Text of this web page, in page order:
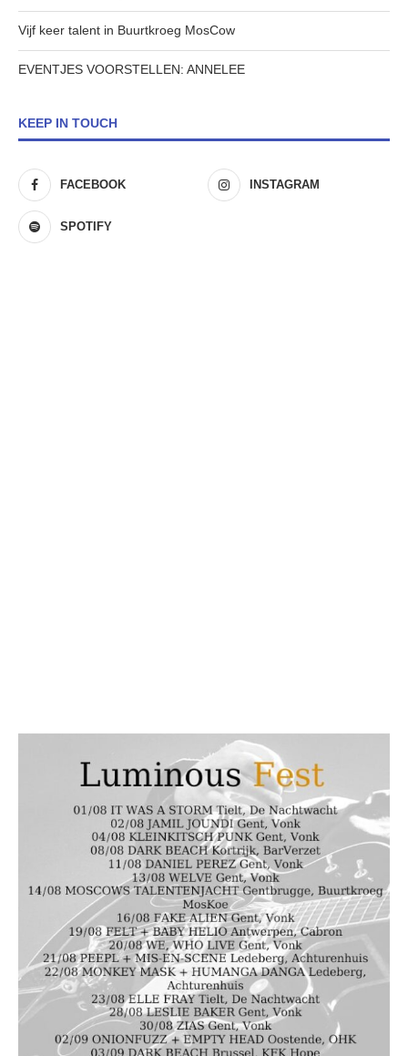
Vijf keer talent in Buurtkroeg MosCow
EVENTJES VOORSTELLEN: ANNELEE
KEEP IN TOUCH
FACEBOOK INSTAGRAM
SPOTIFY